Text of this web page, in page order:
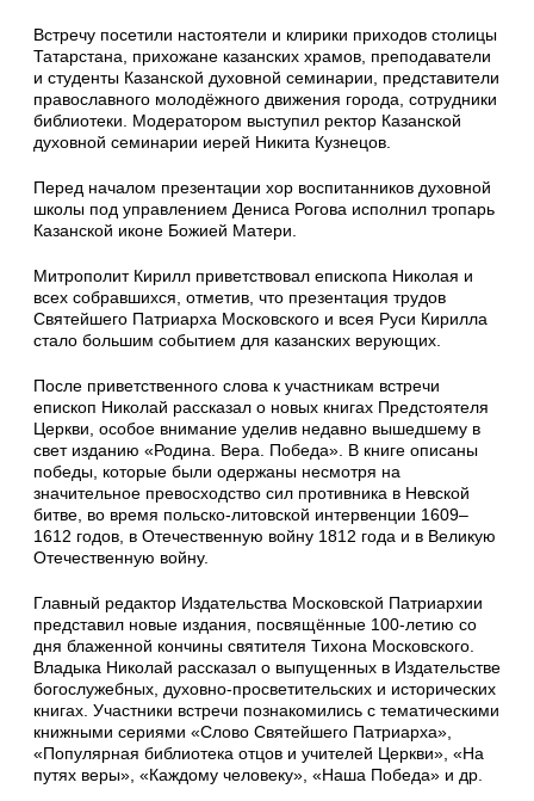
Встречу посетили настоятели и клирики приходов столицы
Татарстана, прихожане казанских храмов, преподаватели
и студенты Казанской духовной семинарии, представители
православного молодёжного движения города, сотрудники
библиотеки. Модератором выступил ректор Казанской
духовной семинарии иерей Никита Кузнецов.
Перед началом презентации хор воспитанников духовной
школы под управлением Дениса Рогова исполнил тропарь
Казанской иконе Божией Матери.
Митрополит Кирилл приветствовал епископа Николая и
всех собравшихся, отметив, что презентация трудов
Святейшего Патриарха Московского и всея Руси Кирилла
стало большим событием для казанских верующих.
После приветственного слова к участникам встречи
епископ Николай рассказал о новых книгах Предстоятеля
Церкви, особое внимание уделив недавно вышедшему в
свет изданию «Родина. Вера. Победа». В книге описаны
победы, которые были одержаны несмотря на
значительное превосходство сил противника в Невской
битве, во время польско-литовской интервенции 1609–
1612 годов, в Отечественную войну 1812 года и в Великую
Отечественную войну.
Главный редактор Издательства Московской Патриархии
представил новые издания, посвящённые 100-летию со
дня блаженной кончины святителя Тихона Московского.
Владыка Николай рассказал о выпущенных в Издательстве
богослужебных, духовно-просветительских и исторических
книгах. Участники встречи познакомились с тематическими
книжными сериями «Слово Святейшего Патриарха»,
«Популярная библиотека отцов и учителей Церкви», «На
путях веры», «Каждому человеку», «Наша Победа» и др.